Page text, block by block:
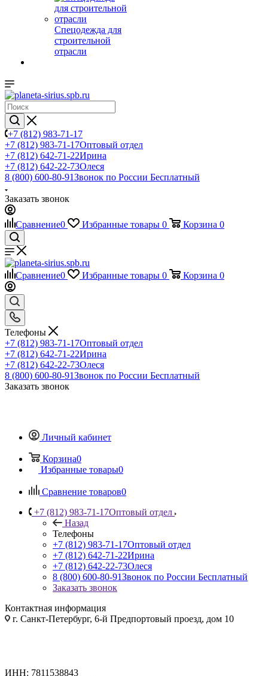
Спецодежда для
строительной
отрасли
+7 (812) 983-71-17
+7 (812) 983-71-17Оптовый отдел
+7 (812) 642-71-22Ирина
+7 (812) 642-22-73Олеся
8 (800) 600-80-91Звонок по России Бесплатный
Заказать звонок
Сравнение0 Избранные товары 0 Корзина 0
Сравнение0 Избранные товары 0 Корзина 0
Телефоны
+7 (812) 983-71-17Оптовый отдел
+7 (812) 642-71-22Ирина
+7 (812) 642-22-73Олеся
8 (800) 600-80-91Звонок по России Бесплатный
Заказать звонок
Личный кабинет
Корзина0
Избранные товары0
Сравнение товаров0
+7 (812) 983-71-17Оптовый отдел
Назад
Телефоны
+7 (812) 983-71-17Оптовый отдел
+7 (812) 642-71-22Ирина
+7 (812) 642-22-73Олеся
8 (800) 600-80-91Звонок по России Бесплатный
Заказать звонок
Контактная информация
г. Санкт-Петербург, 6-й Предпортовый проезд, дом 10
ИНН: 7811538843